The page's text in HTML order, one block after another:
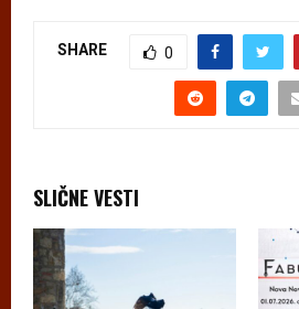
SHARE 0
SLIČNE VESTI